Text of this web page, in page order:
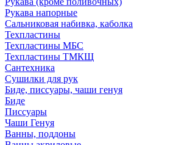
Рукава напорные
Сальниковая набивка, каболка
Техпластины
Техпластины МБС
Техпластины ТМКЩ
Сантехника
Сушилки для рук
Биде, писсуары, чаши генуя
Биде
Писсуары
Чаши Генуя
Ванны, поддоны